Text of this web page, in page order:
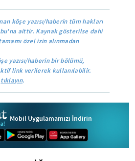
köşe yazısı/haberin tüm hakları
aittir. Kaynak gösterilse dahi
özel izin alınmadan
yazısı/haberin bir bölümü,
link verilerek kullanılabilir.
tıklayın.
Mobil Uygulamamızı İndirin